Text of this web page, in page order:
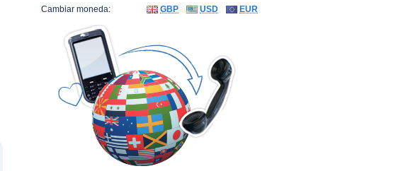
Cambiar moneda: GBP USD EUR